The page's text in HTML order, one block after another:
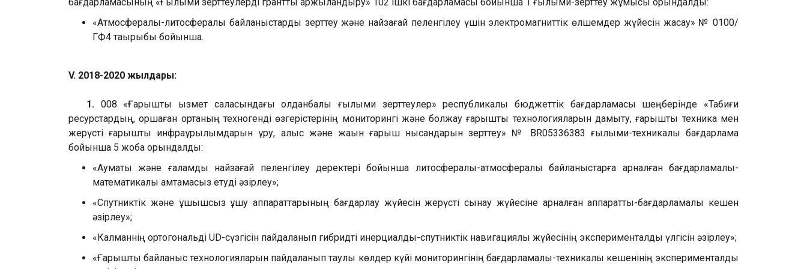
«Атмосфералық-литосфералық байланыстарды зерттеу және найзағай пеленгілеу үшін электромагниттік өлшемдер жүйесін жасау» № 0100/
ГФ4 тақырыбы бойынша.
V. 2018-2020 жылдары:
1. 008 «Ғарыштық қызмет саласындағы қолданбалы ғылыми зерттеулер» республикалық бюджеттік бағдарламасы шеңберінде «Табиғи
ресурстардың, қоршаған ортаның техногенді өзгерістерінің мониторингі және болжау ғарыштық технологияларын дамыту, ғарыштық техника мен
жерүсті ғарыштық инфрақұрылымдарын құру, алыс және жақын ғарыш нысандарын зерттеу» № BR05336383 ғылыми-техникалық бағдарлама
бойынша 5 жоба орындалды:
«Аумақтық және ғаламдық найзағай пеленгілеу деректері бойынша литосфералық-атмосфералық байланыстарға арналған бағдарламалы-
математикалық қамтамасыз етуді әзірлеу»;
«Спутниктік және ұшқышсыз ұшу аппараттарының бағдарлау жүйесін жерүсті сынау жүйесіне арналған аппаратты-бағдарламалы кешен
әзірлеу»;
«Калманнің ортогональді UD-сүзгісін пайдаланып гибридті инерциалды-спутниктік навигациялық жүйесінің эксперименталды үлгісін әзірлеу»;
«Ғарыштық байланыс технологияларын пайдаланып таулы көлдер күйі мониторингінің бағдарламалы-техникалық кешенінің эксперименталды